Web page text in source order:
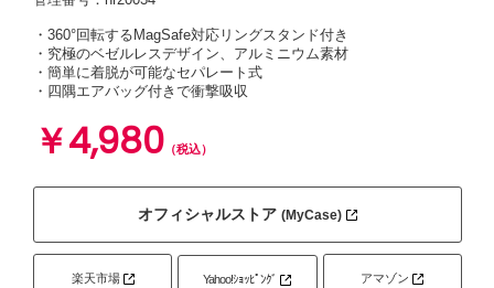
・360°回転するMagSafe対応リングスタンド付き
・究極のベゼルレスデザイン、アルミニウム素材
・簡単に着脱が可能なセパレート式
・四隅エアバッグ付きで衝撃吸収
￥4,980 （税込）
オフィシャルストア (MyCase)
楽天市場 Yahoo!ｼｮｯﾋﾟﾝｸﾞ アマゾン